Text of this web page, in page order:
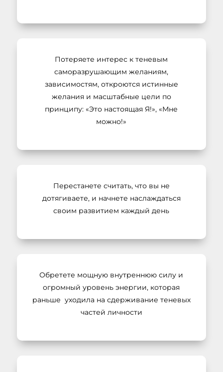
Потеряете интерес к теневым
саморазрушающим желаниям,
зависимостям, откроются истинные
желания и масштабные цели по
принципу: «Это настоящая Я!», «Мне
можно!»
Перестанете считать, что вы не
дотягиваете, и начнете наслаждаться
своим развитием каждый день
Обретете мощную внутреннюю силу и
огромный уровень энергии, которая
раньше уходила на сдерживание теневых
частей личности